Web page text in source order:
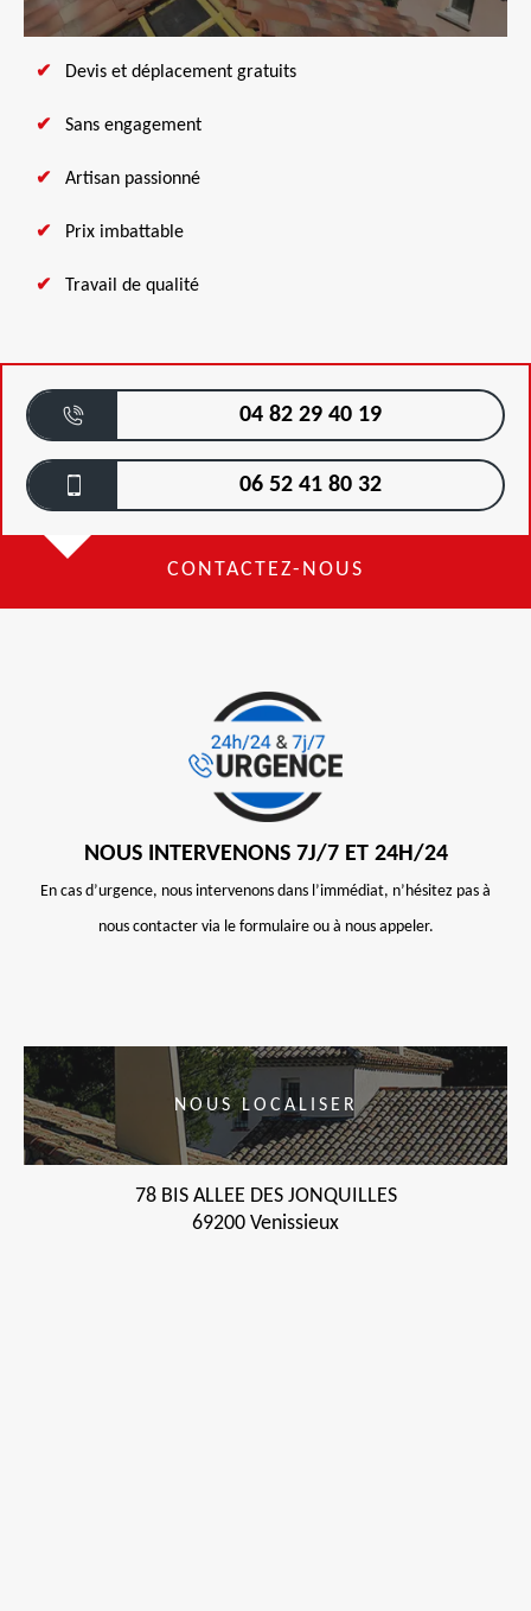
Devis et déplacement gratuits
Sans engagement
Artisan passionné
Prix imbattable
Travail de qualité
04 82 29 40 19
06 52 41 80 32
CONTACTEZ-NOUS
NOUS INTERVENONS 7J/7 ET 24H/24
En cas d’urgence, nous intervenons dans l’immédiat, n’hésitez pas à
nous contacter via le formulaire ou à nous appeler.
NOUS LOCALISER
78 BIS ALLEE DES JONQUILLES
69200 Venissieux